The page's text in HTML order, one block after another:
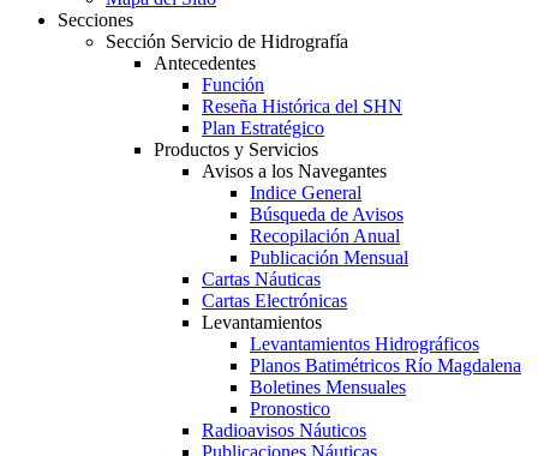
Secciones
Sección Servicio de Hidrografía
Antecedentes
Función
Reseña Histórica del SHN
Plan Estratégico
Productos y Servicios
Avisos a los Navegantes
Indice General
Búsqueda de Avisos
Recopilación Anual
Publicación Mensual
Cartas Náuticas
Cartas Electrónicas
Levantamientos
Levantamientos Hidrográficos
Planos Batimétricos Río Magdalena
Boletines Mensuales
Pronostico
Radioavisos Náuticos
Publicaciones Náuticas